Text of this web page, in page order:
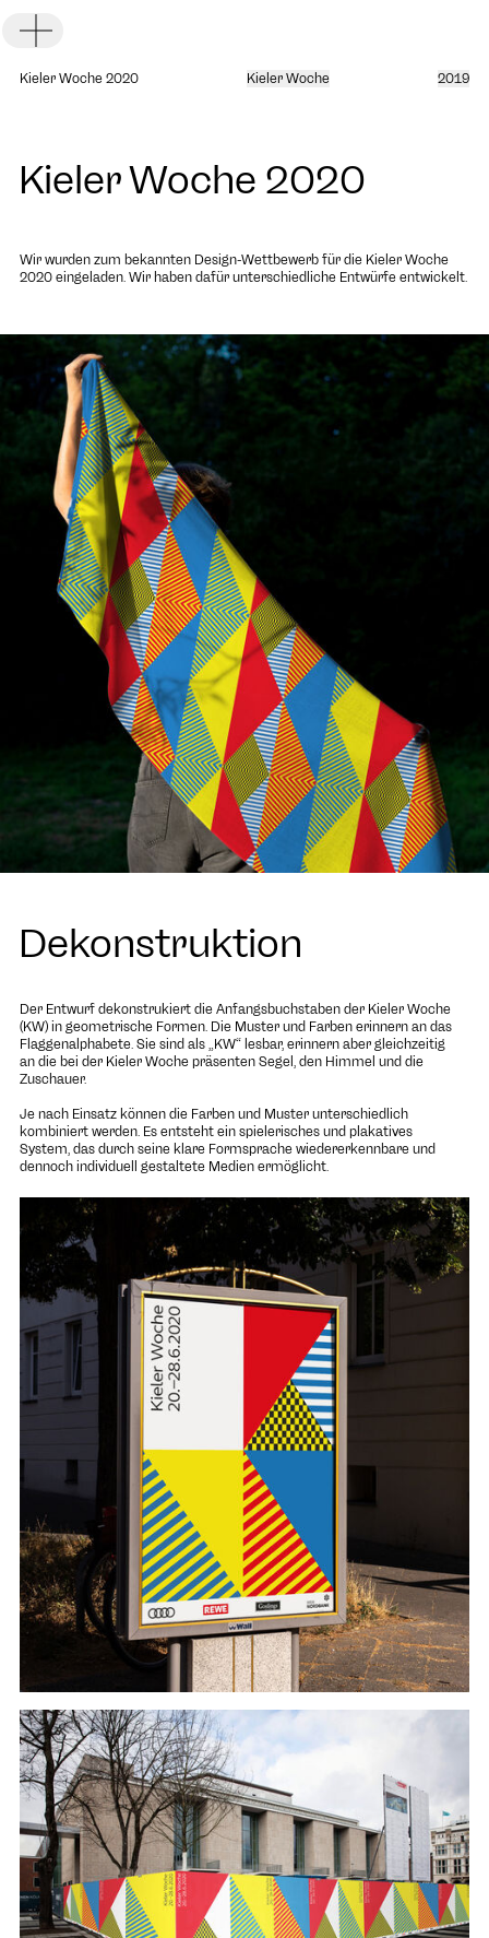
Kieler Woche 2020 Kieler Woche 2019
Kieler Woche 2020
Wir wurden zum bekannten Design-Wettbewerb für die Kieler Woche
2020eingeladen. Wir haben dafür unterschiedliche Entwürfe entwickelt.
Dekonstruktion
Der Entwurf dekonstrukiert die Anfangsbuchstaben der Kieler Woche
(KW) in geometrische Formen. Die Muster und Farben erinnern an das
Flaggenalphabete. Sie sind als „KW“ lesbar, erinnern aber gleichzeitig
an die bei der Kieler Woche präsenten Segel, den Himmel und die
Zuschauer.
Je nach Einsatz können die Farben und Muster unterschiedlich
kombiniert werden. Es entsteht ein spielerisches und plakatives
System, das durch seine klare Formsprache wiedererkennbare und
dennoch individuell gestaltete Medien ermöglicht.